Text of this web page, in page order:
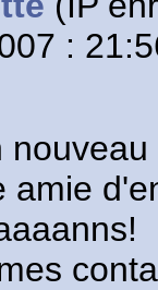
:
amie